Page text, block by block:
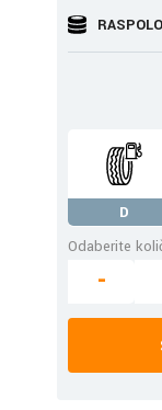
D
Odaberite
-